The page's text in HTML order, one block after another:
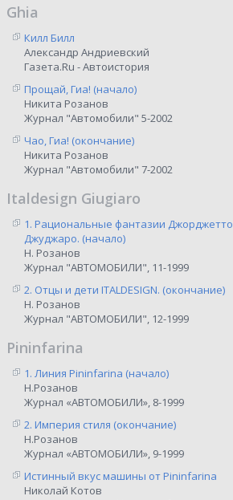
Ghia
Килл Билл
Александр Андриевский
Газета.Ru - Автоистория
Прощай, Гиа! (начало)
Никита Розанов
Журнал "Автомобили" 5-2002
Чао, Гиа! (окончание)
Никита Розанов
Журнал "Автомобили" 7-2002
Italdesign Giugiaro
1. Рациональные фантазии Джорджетто
Джуджаро. (начало)
Н. Розанов
Журнал "АВТОМОБИЛИ", 11-1999
2. Отцы и дети ITALDESIGN. (окончание)
Н. Розанов
Журнал "АВТОМОБИЛИ", 12-1999
Pininfarina
1. Линия Pininfarina (начало)
Н.Розанов
Журнал «АВТОМОБИЛИ», 8-1999
2. Империя стиля (окончание)
Н.Розанов
Журнал «АВТОМОБИЛИ», 9-1999
Истинный вкус машины от Pininfarina
Николай Котов